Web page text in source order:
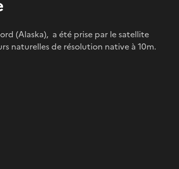
(Alaska), a été prise par le satellite
naturelles de résolution native à 10m.